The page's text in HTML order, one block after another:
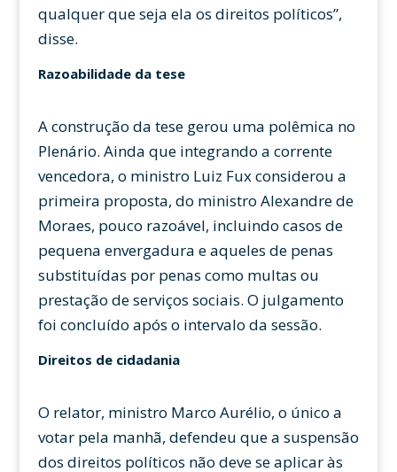
qualquer que seja ela os direitos políticos”,
disse.
Razoabilidade da tese
A construção da tese gerou uma polêmica no
Plenário. Ainda que integrando a corrente
vencedora, o ministro Luiz Fux considerou a
primeira proposta, do ministro Alexandre de
Moraes, pouco razoável, incluindo casos de
pequena envergadura e aqueles de penas
substituídas por penas como multas ou
prestação de serviços sociais. O julgamento
foi concluído após o intervalo da sessão.
Direitos de cidadania
O relator, ministro Marco Aurélio, o único a
votar pela manhã, defendeu que a suspensão
dos direitos políticos não deve se aplicar às